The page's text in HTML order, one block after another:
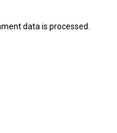
data is processed.